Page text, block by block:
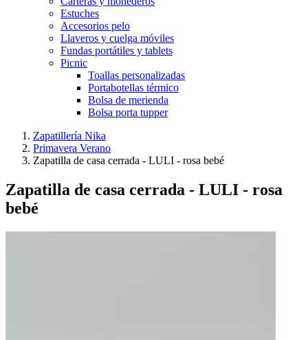
Estuches
Accesorios pelo
Llaveros y cuelga móviles
Fundas portátiles y tablets
Picnic
Toallas personalizadas
Portabotellas térmico
Bolsa de merienda
Bolsa porta tupper
Zapatillería Nika
Primavera Verano
Zapatilla de casa cerrada - LULI - rosa bebé
Zapatilla de casa cerrada - LULI - rosa
bebé